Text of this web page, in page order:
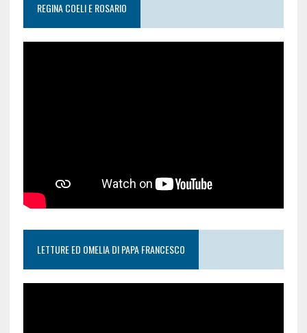
REGINA COELI E ROSARIO
LETTURE ED OMELIA DI PAPA FRANCESCO